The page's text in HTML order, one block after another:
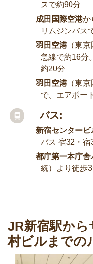
スで約90分
成田国際空港か
リムジンバス
羽田空港（東京
急線で約16分
約20分
羽田空港（東京
で、エアポー
バス:
新宿センター
バス 宿32・
都庁第一本庁舎
統）より徒歩3
JR新宿駅から
村ビルまでの